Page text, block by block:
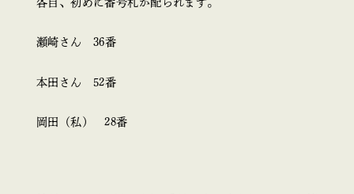
各自、初めに番号札が配られます。
瀬崎さん 36番
本田さん 52番
岡田（私） 28番